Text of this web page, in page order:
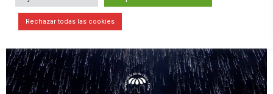
Rechazar todas las cookies